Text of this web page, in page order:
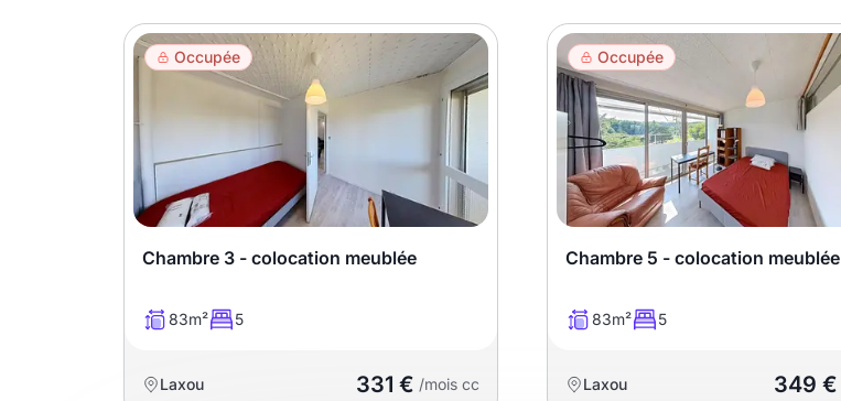
Nombre de pièces
T1 T1 bis
T3 T4 T5
T9
T11 T12
T14 T15
Occupée
Chambre 3 - colocation meublée
83m² 5
Laxou 331 € /mois cc
Occupée
Chambre 5 - colocation meublée
83m² 5
Laxou 349 €